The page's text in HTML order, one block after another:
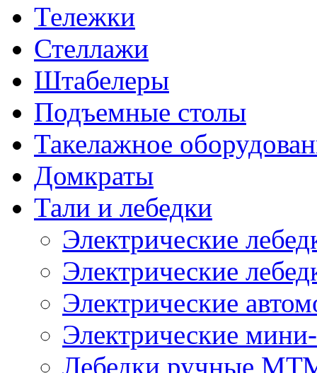
Тележки
Стеллажи
Штабелеры
Подъемные столы
Такелажное
Домкраты
Тали и лебедки
Электрические
Электрические
Электрические
Электрические
Лебедки ручные